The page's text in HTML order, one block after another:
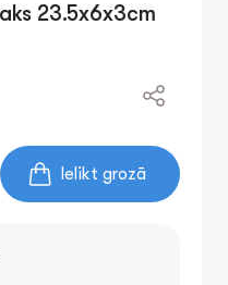
23.5x6x3cm
Ielikt grozā